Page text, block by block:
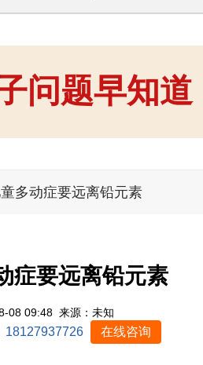
问题早知道
多动症要远离铅元素
症要远离铅元素
08 09:48 来源：未知
18127937726 在线咨询